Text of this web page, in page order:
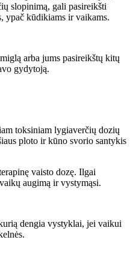
slopinimą, gali pasireikšti
ypač kūdikiams ir vaikams.
arba jums pasireikštų kitų
gydytoją.
toksiniam lygiaverčių dozių
ploto ir kūno svorio santykis
vaisto dozę. Ilgai
augimą ir vystymąsi.
dengia vystyklai, jei vaikui